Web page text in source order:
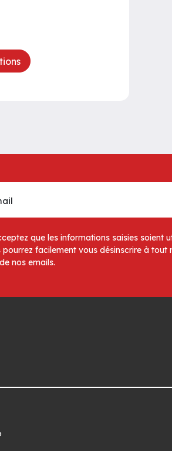
que les informations saisies soient
facilement vous désinscrire à tout
nos emails.